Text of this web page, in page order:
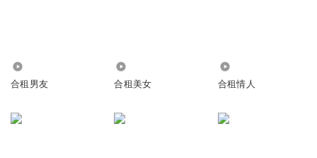
合租男友 合租美女 合租情人